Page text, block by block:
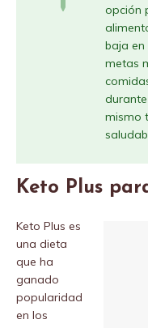
opción
baja
metas
mismo
Keto Plus
Keto Plus es
una dieta
que ha
ganado
popularidad
en los